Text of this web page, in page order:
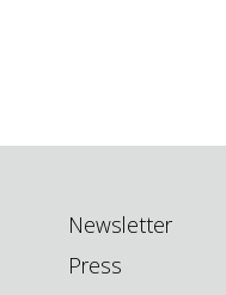
Newsletter
Press